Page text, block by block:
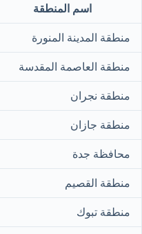
اسم المنطقة
منطقة المدينة المنورة
منطقة العاصمة المقدسة
منطقة نجران
منطقة جازان
محافظة جدة
منطقة القصيم
منطقة تبوك